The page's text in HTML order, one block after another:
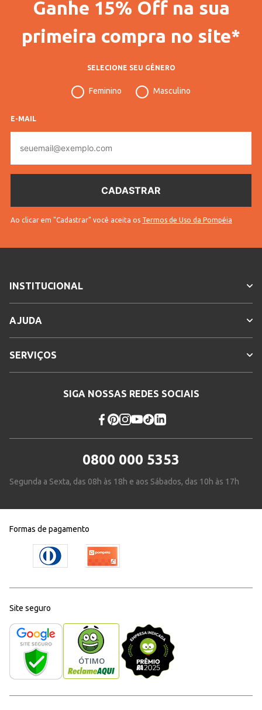
Código Completo 10101000188403
Confecção Convencional
Adulto
Longa
Gola
Ganhe 15% Off na sua
primeira compra no site*
SELECIONE SEU GÊNERO
Feminino Masculino
E-MAIL
mail
Ao clicar em "Cadastrar" você aceita os Termos de Uso da Pompéia
INSTITUCIONAL
AJUDA
SERVIÇOS
SIGA NOSSAS REDES SOCIAIS
0800 000 5353
Segunda a Sexta, das 08h às 18h e aos Sábados, das 10h às 17h
Formas de pagamento
Site seguro